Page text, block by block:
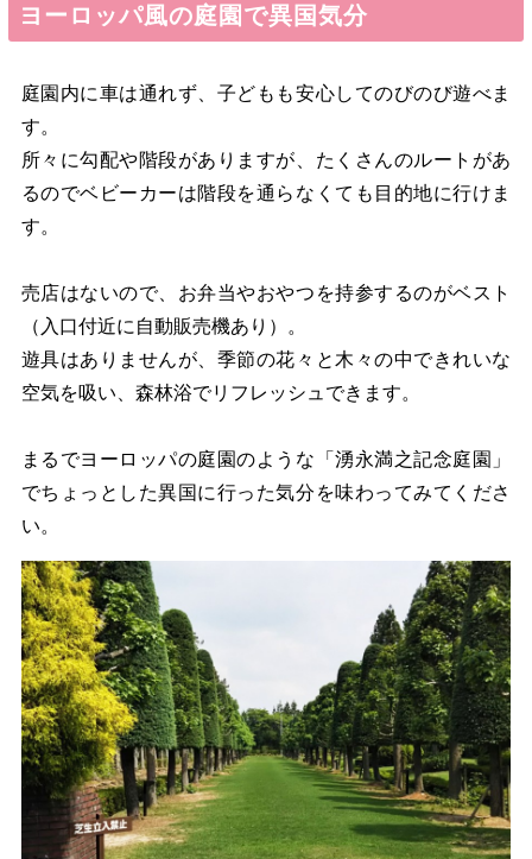
ヨーロッパ風の庭園で異国気分
庭園内に車は通れず、子どもも安心してのびのび遊べま
す。
所々に勾配や階段がありますが、たくさんのルートがあ
るのでベビーカーは階段を通らなくても目的地に行けま
す。
売店はないので、お弁当やおやつを持参するのがベスト
（入口付近に自動販売機あり）。
遊具はありませんが、季節の花々と木々の中できれいな
空気を吸い、森林浴でリフレッシュできます。
まるでヨーロッパの庭園のような「湧永満之記念庭園」
でちょっとした異国に行った気分を味わってみてくださ
い。